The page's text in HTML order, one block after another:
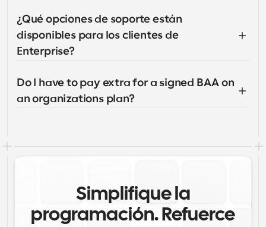
¿Qué opciones de soporte están
disponibles para los clientes de
Enterprise?
Do I have to pay extra for a signed BAA on
an organizations plan?
Simplifique la
programación. Refuerce